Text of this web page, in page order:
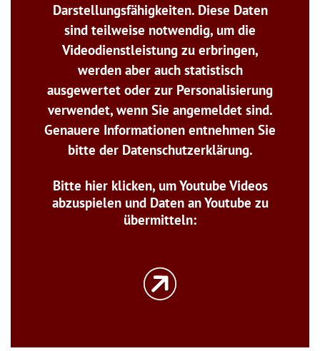
Darstellungsfähigkeiten. Diese Daten
sind teilweise notwendig, um die
Videodienstleistung zu erbringen,
werden aber auch statistisch
ausgewertet oder zur Personalisierung
verwendet, wenn Sie angemeldet sind.
Genauere Informationen entnehmen Sie
bitte der Datenschutzerklärung.
Bitte hier klicken, um Youtube Videos
abzuspielen und Daten an Youtube zu
übermitteln: